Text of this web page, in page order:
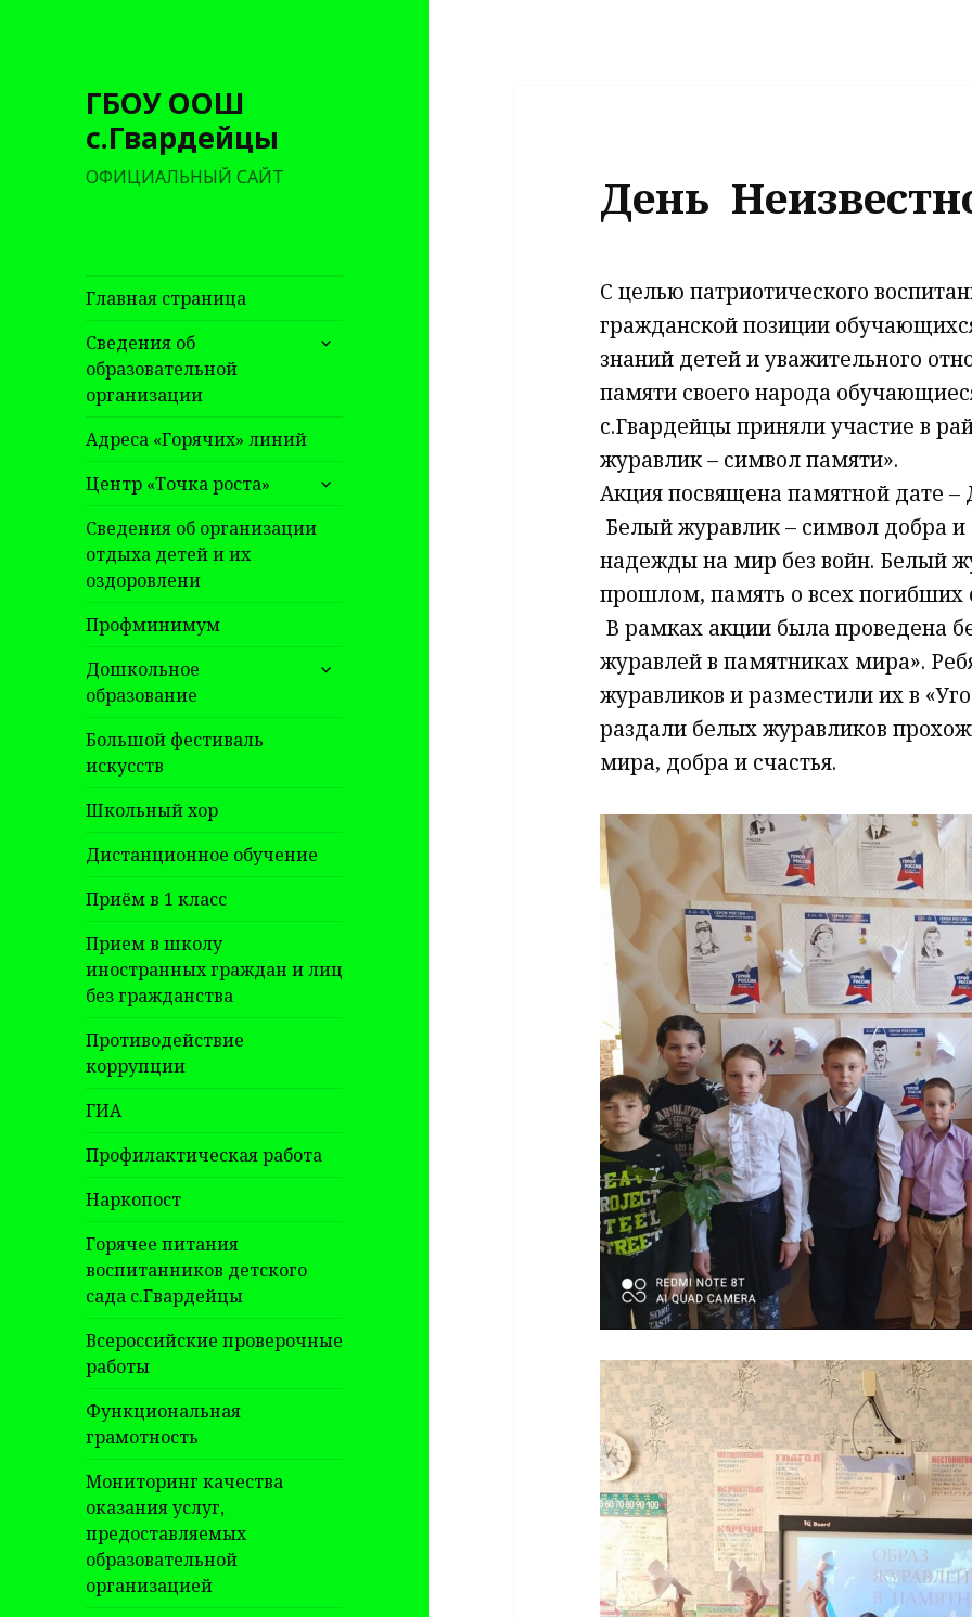
ГБОУ ООШ
с.Гвардейцы
ОФИЦИАЛЬНЫЙ САЙТ
Главная страница
Сведения об
образовательной
организации
раскрыть
Адреса «Горячих» линий
Центр «Точка роста»
раскрыть
дочернее
меню
Сведения об организации
отдыха детей и их
оздоровлени
Профминимум
Дошкольное
образование
раскрыть
Большой фестиваль
искусств
Школьный хор
Дистанционное обучение
Приём в 1 класс
Прием в школу
иностранных граждан и лиц
без гражданства
Противодействие
коррупции
ГИА
Профилактическая работа
Наркопост
Горячее питания
воспитанников детского
сада с.Гвардейцы
Всероссийские проверочные
работы
Функциональная
грамотность
Мониторинг качества
оказания услуг,
предоставляемых
образовательной
организацией
День
С целью патриотического
гражданской позиции
знаний детей и уважительного
памяти своего народа
с.Гвардейцы приняли участие в
журавлик – символ памяти».
Акция посвящена памятной дате –
Белый журавлик – символ добра
надежды на мир без войн. Белый
прошлом, память о всех погибших
В рамках акции была проведена
журавлей в памятниках мира».
журавликов и разместили их в
раздали белых журавликов
мира, добра и счастья.​